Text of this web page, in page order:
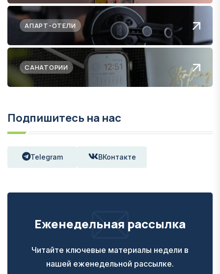
АПАРТ-ОТЕЛИ
САНАТОРИИ
Подпишитесь на нас
Telegram ВКонтакте
Еженедельная рассылка
Читайте ключевые материалы недели в
нашей еженедельной рассылке.